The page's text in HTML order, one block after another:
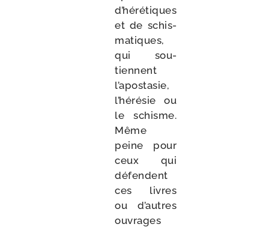
d’hérétiques
et de schis­
ma­tiques,
qui sou­
tiennent
l’apostasie,
l’hérésie ou
le schisme.
Même
peine pour
ceux qui
défendent
ces livres
ou d’autres
ouvrages